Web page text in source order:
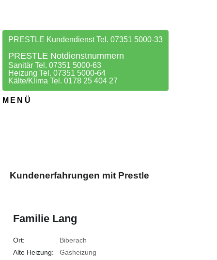
PRESTLE Kundendienst Tel. 07351 5000-33
PRESTLE Notdienstnummern
Sanitär Tel. 07351 5000-63
Heizung Tel. 07351 5000-64
Kälte/Klima Tel. 0178 25 404 27
MENÜ
Kundenerfahrungen mit Prestle
Familie Lang
Ort: Biberach
Alte Heizung: Gasheizung